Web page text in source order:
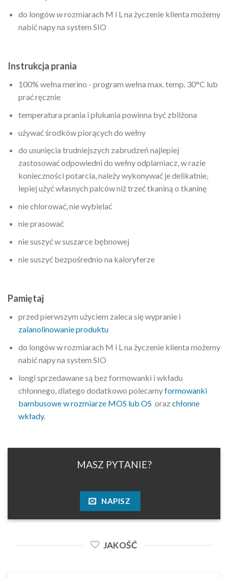
do longów w rozmiarach M i L na życzenie klienta możemy
nabić napy na system SIO
Instrukcja prania
100% wełna merino - program wełna max. temp. 30°C lub
prać ręcznie
temperatura prania i płukania powinna być zbliżona
używać środków piorących do wełny
do usunięcia trudniejszych zabrudzeń najlepiej
zastosować odpowiedni do wełny odplamiacz, w razie
konieczności potarcia, należy wykonywać je delikatnie,
lepiej użyć własnych palców niż trzeć tkaniną o tkaninę
nie chlorować, nie wybielać
nie prasować
nie suszyć w suszarce bębnowej
nie suszyć bezpośrednio na kaloryferze
Pamiętaj
przed pierwszym użyciem zaleca się wypranie i
zalanolinowanie produktu
do longów w rozmiarach M i L na życzenie klienta możemy
nabić napy na system SIO
longi sprzedawane są bez formowanki i wkładu
chłonnego, dlatego dodatkowo polecamyformowanki
bambusowe w rozmiarze MOS lub OS oraz chłonne
wkłady.
MASZ PYTANIE?
NAPISZ
JAKOŚĆ